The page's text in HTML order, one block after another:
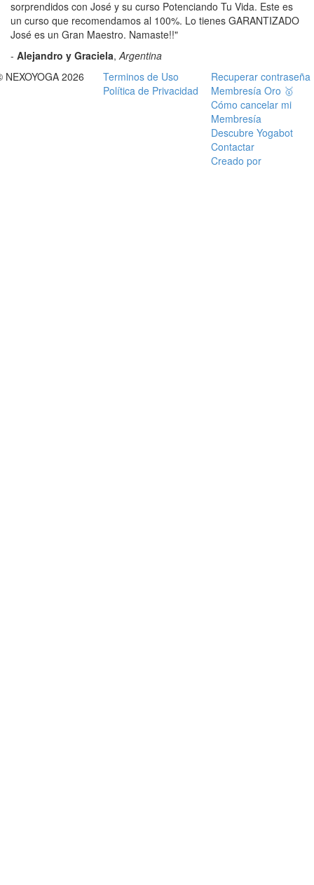
sorprendidos con José y su curso Potenciando Tu Vida. Este es
un curso que recomendamos al 100%. Lo tienes GARANTIZADO
José es un Gran Maestro. Namaste!!"
- Alejandro y Graciela,Argentina
NEXOYOGA 2026
Terminos de Uso
Política de Privacidad
Recuperar contraseña
Membresía Oro 🥇
Cómo cancelar mi
Membresía
Descubre Yogabot
Contactar
Creado por